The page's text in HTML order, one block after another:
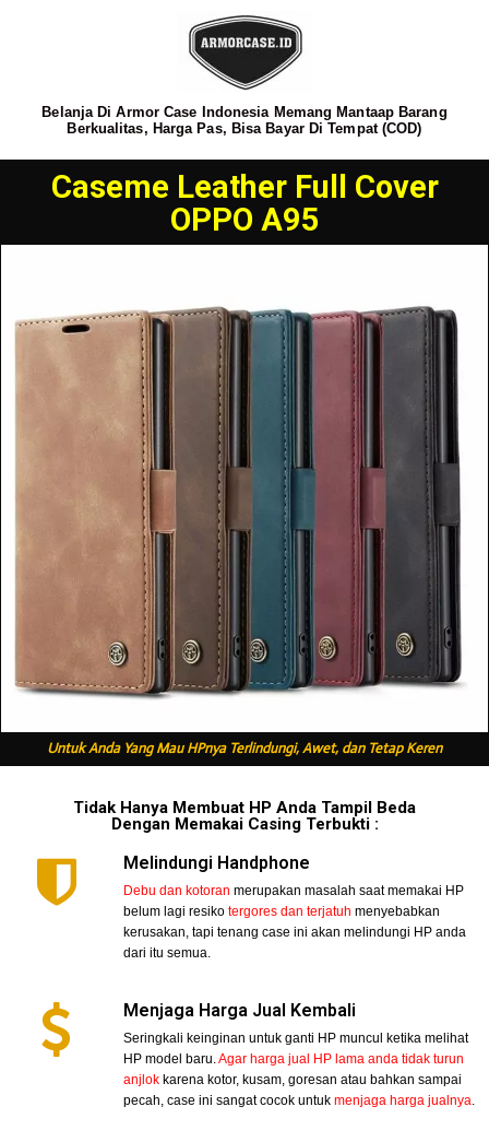
Belanja Di Armor Case Indonesia Memang Mantaap Barang
Berkualitas, Harga Pas, Bisa Bayar Di Tempat (COD)
Caseme Leather Full Cover
OPPO A95
Untuk Anda Yang Mau HPnya Terlindungi, Awet, dan Tetap Keren
Tidak Hanya Membuat HP Anda Tampil Beda
Dengan Memakai Casing Terbukti :
Melindungi Handphone
Debu dan kotoran merupakan masalah saat memakai HP
belum lagi resiko tergores dan terjatuh menyebabkan
kerusakan, tapi tenang case ini akan melindungi HP anda
dari itu semua.
Menjaga Harga Jual Kembali
Seringkali keinginan untuk ganti HP muncul ketika melihat
HP model baru.Agar harga jual HP lama anda tidak turun
anjlok karena kotor, kusam, goresan atau bahkan sampai
pecah, case ini sangat cocok untukmenjaga harga jualnya.